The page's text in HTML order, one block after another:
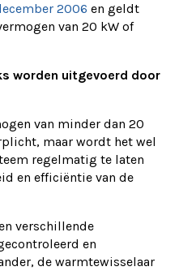
2006 en geldt
van 20 kW of
worden uitgevoerd door
van minder dan 20
maar wordt het wel
regelmatig te laten
en efficiëntie van de
verschillende
en
de warmtewisselaar